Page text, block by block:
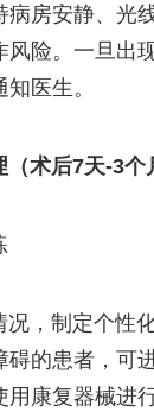
病房安静、光
风险。一旦出
医生。
术后7天-3个
，制定个性
的患者，可
用康复器械进